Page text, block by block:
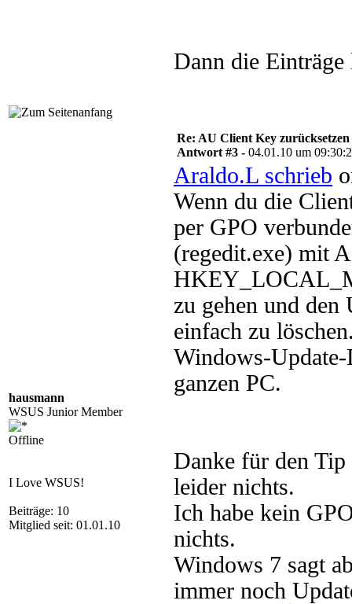
Dann die
hausmann
WSUS Junior Member
Offline
I Love WSUS!
Beiträge: 10
Mitglied seit: 01.01.10
Re: AU Client Key zurücksetzen
Antwort #3 - 04.01.10 um
Araldo.L schrieb
Wenn du die
per GPO
(regedit.exe) mit
zu gehen und
einfach zu
Windows-Update-
ganzen PC.
Danke für den Tip
leider nichts.
Ich habe kein
nichts.
Windows 7 sagt
immer noch